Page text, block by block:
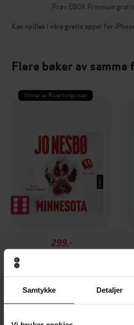
Samtykke Detaljer
Prøv EBOK Premium
Kan spilles i våre gratis apper for
Flere bøker av
Vinner av Rivertonprisen
299,-
LYDBOK